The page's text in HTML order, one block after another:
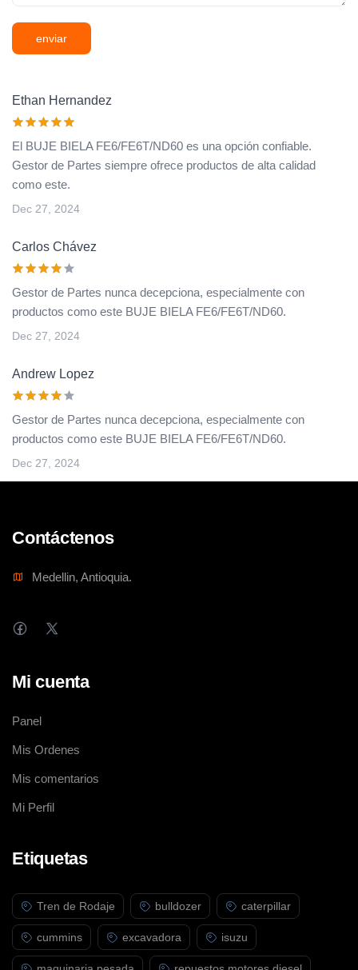
enviar
Ethan Hernandez
El BUJE BIELA FE6/FE6T/ND60 es una opción confiable.
Gestor de Partes siempre ofrece productos de alta calidad
como este.
Dec 27, 2024
Carlos Chávez
Gestor de Partes nunca decepciona, especialmente con
productos como este BUJE BIELA FE6/FE6T/ND60.
Dec 27, 2024
Andrew Lopez
Gestor de Partes nunca decepciona, especialmente con
productos como este BUJE BIELA FE6/FE6T/ND60.
Dec 27, 2024
Contáctenos
Medellin, Antioquia.
Mi cuenta
Panel
Mis Ordenes
Mis comentarios
Mi Perfil
Etiquetas
Tren de Rodaje bulldozer caterpillar
cummins excavadora isuzu